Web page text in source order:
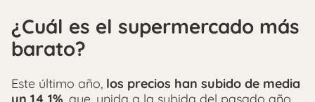
¿Cuál es el supermercado más
barato?
Este último año, los precios han subido de media